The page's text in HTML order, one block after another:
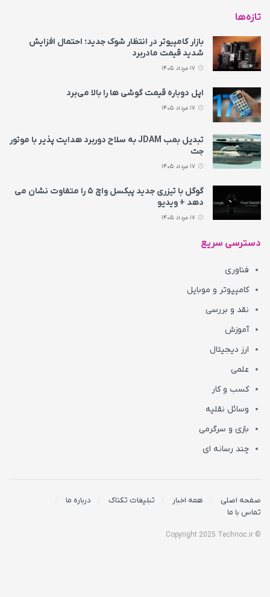
تازه‌ها
بازار کامپیوتر در انتظار شوک جدید؛ احتمال افزایش
شدید قیمت مادربرد
اپل دوباره قیمت‌ گوشی ها را بالا می‌برد
تبدیل بمب JDAM به سلاح دوربرد هدایت پذیر با موتور
جت
گوگل با تیزری جدید پیکسل واچ ۵ را متفاوت نشان می‌
دهد + ویدیو
دسترسی سریع
فناوری
کامپیوتر و موبایل
نقد و بررسی
آموزش
ارز دیجیتال
علمی
کسب و کار
وسائل نقلیه
بازی و سرگرمی
چند رسانه ای
صفحه اصلی همه اخبار تبلیغات تکناک
درباره ما
تماس با ما
© Copyright 2025 Technoc.ir